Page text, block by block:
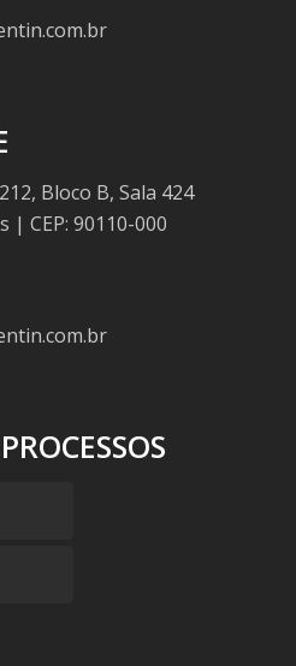
Bloco B, Sala 424
| CEP: 90110-000